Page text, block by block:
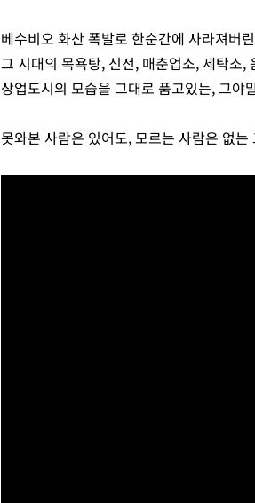
베수비오 화산 폭발로 한순간에 사라져버
그 시대의 목욕탕, 신전, 매춘업소, 세탁소,
상업도시의 모습을 그대로 품고있는, 그야
못와본 사람은 있어도, 모르는 사람은 없